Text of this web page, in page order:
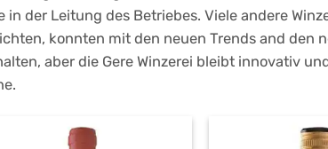
in der Leitung des Betriebes. Viele andere
konnten mit den neuen Trends and den
aber die Gere Winzerei bleibt innovativ